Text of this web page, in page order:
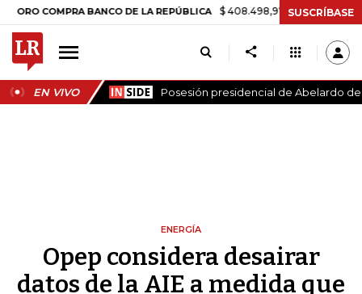
BANCO DE LA REPÚBLICA $ 408.498,97 +$ 8.753,81 +2,19%
SUSCRÍBASE
EN VIVO Posesión presidencial de Abelardo de
ENERGÍA
Opep considera desairar
datos de la AIE a medida que